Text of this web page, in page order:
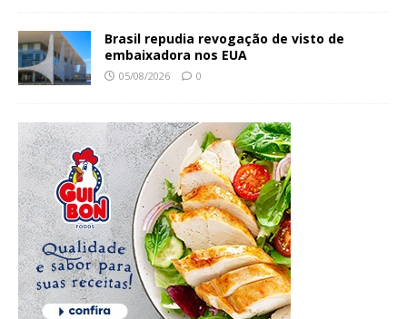
Brasil repudia revogação de visto de
embaixadora nos EUA
05/08/2026 0